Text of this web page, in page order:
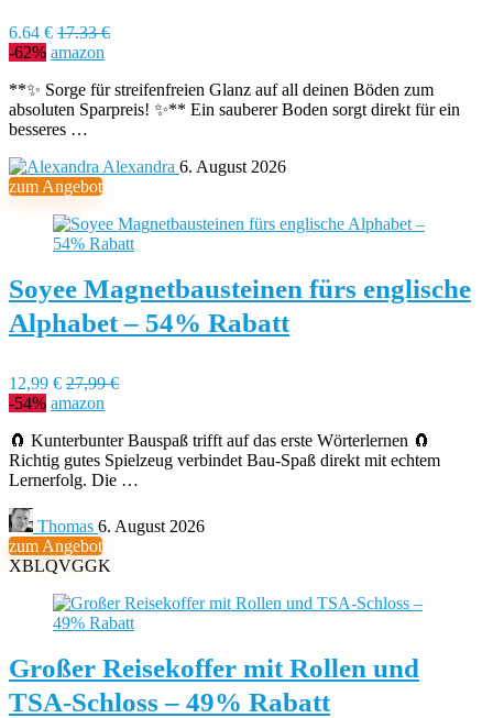
6.64 € 17.33 €
-62% amazon
**✨ Sorge für streifenfreien Glanz auf all deinen Böden zum
absoluten Sparpreis! ✨** Ein sauberer Boden sorgt direkt für ein
besseres …
Alexandra 6. August 2026
zum Angebot
Soyee Magnetbausteinen fürs englische
Alphabet – 54% Rabatt
12,99 € 27,99 €
-54% amazon
🧲 Kunterbunter Bauspaß trifft auf das erste Wörterlernen 🧲
Richtig gutes Spielzeug verbindet Bau-Spaß direkt mit echtem
Lernerfolg. Die …
Thomas 6. August 2026
zum Angebot
XBLQVGGK
Großer Reisekoffer mit Rollen und
TSA-Schloss – 49% Rabatt